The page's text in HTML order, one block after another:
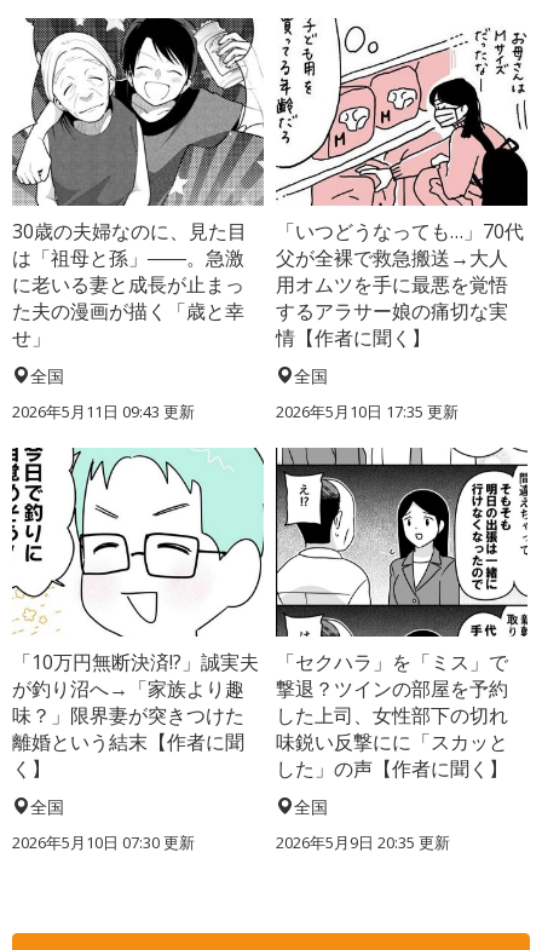
30歳の夫婦なのに、見た目
は「祖母と孫」――。急激
に老いる妻と成長が止まっ
た夫の漫画が描く「歳と幸
せ」
全国
2026年5月11日 09:43 更新
「いつどうなっても…」70代
父が全裸で救急搬送→大人
用オムツを手に最悪を覚悟
するアラサー娘の痛切な実
情【作者に聞く】
全国
2026年5月10日 17:35 更新
「10万円無断決済!?」誠実夫
が釣り沼へ→「家族より趣
味？」限界妻が突きつけた
離婚という結末【作者に聞
く】
全国
2026年5月10日 07:30 更新
「セクハラ」を「ミス」で
撃退？ツインの部屋を予約
した上司、女性部下の切れ
味鋭い反撃にに「スカッと
した」の声【作者に聞く】
全国
2026年5月9日 20:35 更新